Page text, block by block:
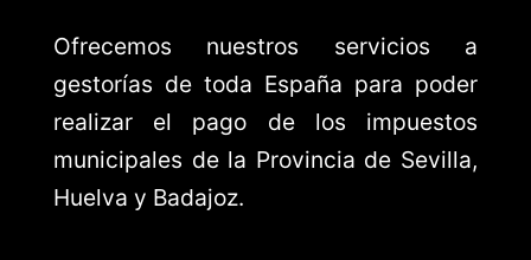
Ofrecemos nuestros servicios a
gestorías de toda España para poder
realizar el pago de los impuestos
municipales de la Provincia de Sevilla,
Huelva y Badajoz.